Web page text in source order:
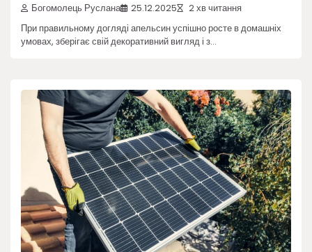
Богомолець Руслана 25.12.2025 2 хв читання
При правильному догляді апельсин успішно росте в домашніх
умовах, зберігає свій декоративний вигляд і з…